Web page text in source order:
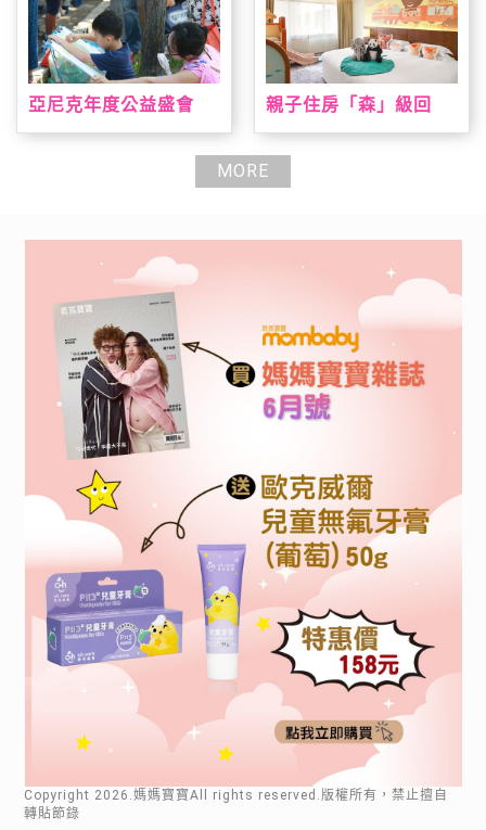
亞尼克年度公益盛會
趣，早鳥報到就送手撕
親子住房「森」級回
房結合台灣動物、溜滑
梯、遊戲室全日通一次
MORE
Copyright 2026 .媽媽寶寶All rights reserved.版權所有，禁止擅自
轉貼節錄